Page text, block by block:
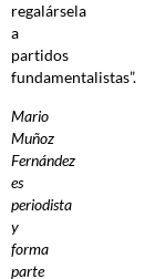
regalársela
a
partidos
fundamentalistas”.
Mario
Muñoz
Fernández
es
periodista
y
forma
parte